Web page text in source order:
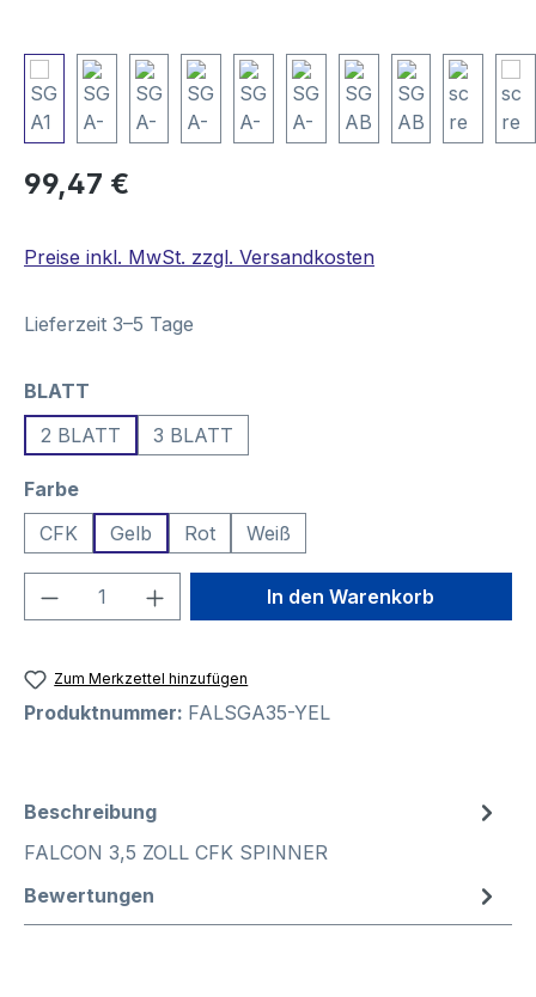
Regulärer Preis:
99,47 €
Preise inkl. MwSt. zzgl. Versandkosten
Lieferzeit 3–5 Tage
BLATT
2 BLATT
3 BLATT
Farbeauswählen
CFK
Gelb Rot Weiß
Produkt Anzahl: Gib denIn den Warenkorb
Zum Merkzettel hinzufügen
Produktnummer: FALSGA35-YEL
Beschreibung
FALCON 3,5 ZOLL CFK SPINNER
Bewertungen